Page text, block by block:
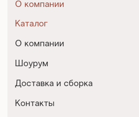
О компании
Каталог
О компании
Шоурум
Доставка и сборка
Контакты